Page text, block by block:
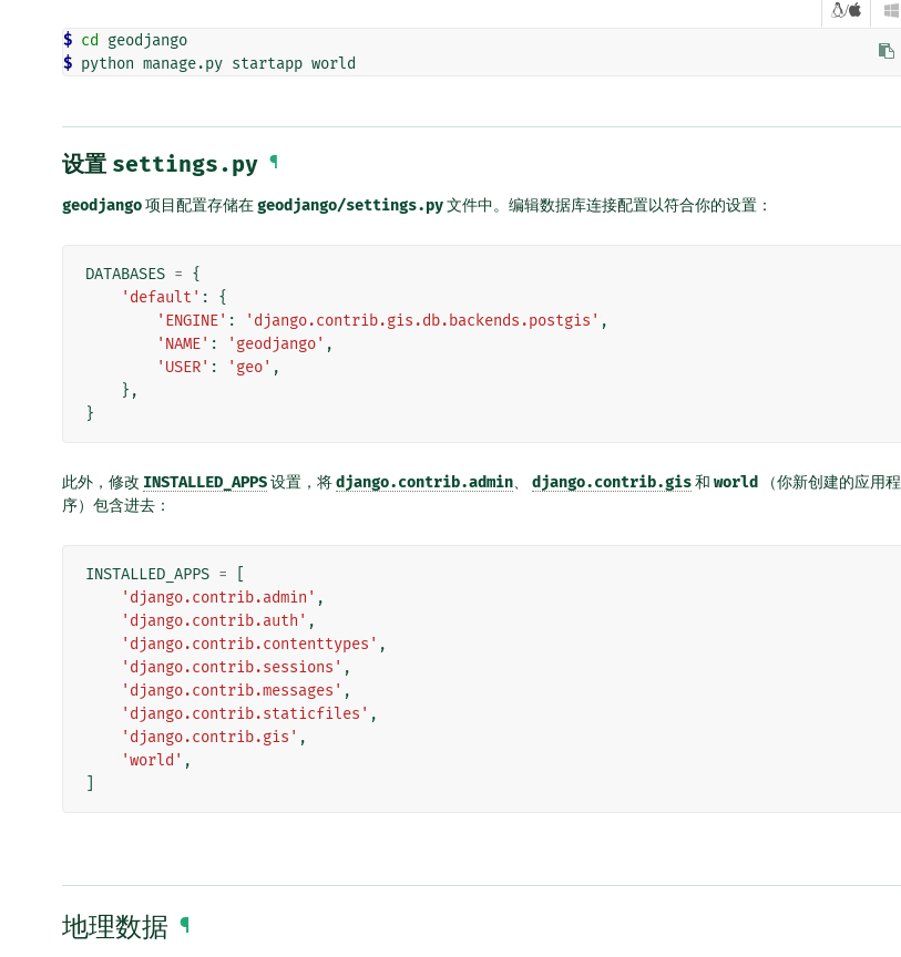
/ 
$ cd
$
设置 settings.py ¶
geodjango项目配置存储在geodjango/settings.py文件中。编辑数据库连接配置以符合你的设置：
DATABASES = {
'default' :
{
'ENGINE' : 'django.contrib.gis.db.backends.postgis' ,
'NAME' : 'geodjango' ,
'USER' : 'geo' ,
},
}
此外，修改 INSTALLED_APPS设置，将django.contrib.admin django.contrib.gis和 world
（你新创建的应用程
序）包含进去：
INSTALLED_APPS =
'django.contrib.admin' ,
'django.contrib.auth' ,
'django.contrib.contenttypes' ,
'django.contrib.sessions' ,
'django.contrib.messages' ,
'django.contrib.staticfiles' ,
'django.contrib.gis' ,
'world' ,
地理数据 ¶